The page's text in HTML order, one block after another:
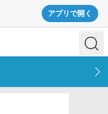
アプリで開く